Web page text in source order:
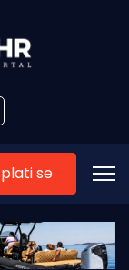
se